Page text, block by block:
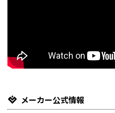
メーカー公式情報